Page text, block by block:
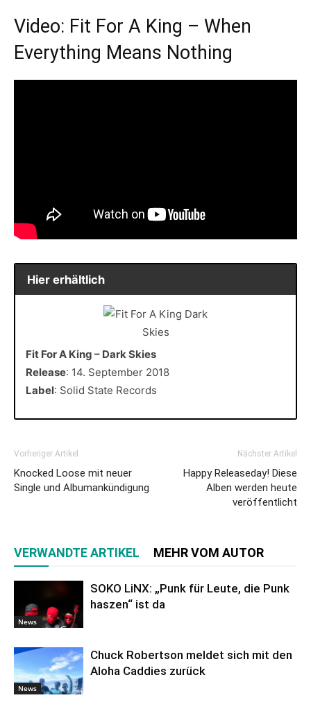
Video: Fit For A King – When
Everything Means Nothing
Hier erhältlich
Fit For A King – Dark Skies
Release: 14. September 2018
Label: Solid State Records
Vorheriger Artikel
Knocked Loose mit neuer
Single und Albumankündigung
Nächster Artikel
Happy Releaseday! Diese
Alben werden heute
veröffentlicht
VERWANDTE ARTIKEL MEHR VOM AUTOR
News
SOKO LiNX: „Punk für Leute, die Punk
haszen“ ist da
News
Chuck Robertson meldet sich mit den
Aloha Caddies zurück